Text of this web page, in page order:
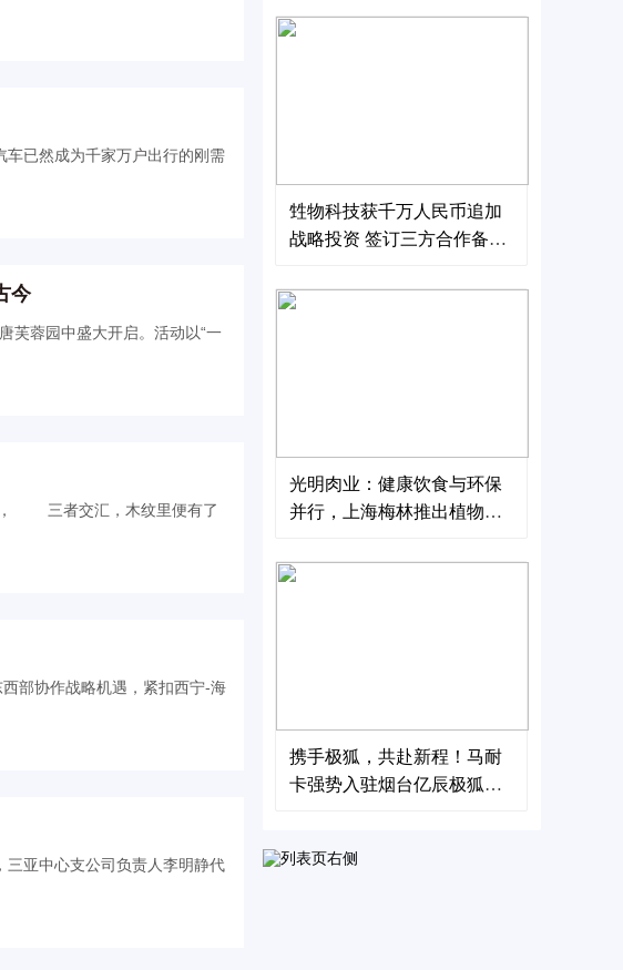
今
部协作战略机遇，紧扣西宁-海
亚中心支公司负责人李明静代
甡物科技获千万人民币追加
战略投资 签订三方合作备忘
海外
光明肉业：健康饮食与环保
并行，上海梅林推出植物基
携手极狐，共赴新程！马耐
卡强势入驻烟台亿辰极狐